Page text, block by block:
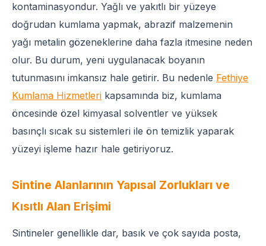
kontaminasyondur. Yağlı ve yakıtlı bir yüzeye
doğrudan kumlama yapmak, abrazif malzemenin
yağı metalin gözeneklerine daha fazla itmesine neden
olur. Bu durum, yeni uygulanacak boyanın
tutunmasını imkansız hale getirir. Bu nedenle Fethiye
Kumlama Hizmetleri kapsamında biz, kumlama
öncesinde özel kimyasal solventler ve yüksek
basınçlı sıcak su sistemleri ile ön temizlik yaparak
yüzeyi işleme hazır hale getiriyoruz.
Sintine Alanlarının Yapısal Zorlukları ve
Kısıtlı Alan Erişimi
Sintineler genellikle dar, basık ve çok sayıda posta,